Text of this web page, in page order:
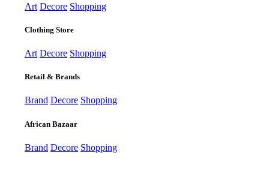
Art Decore Shopping
Clothing Store
Art Decore Shopping
Retail & Brands
Brand Decore Shopping
African Bazaar
Brand Decore Shopping